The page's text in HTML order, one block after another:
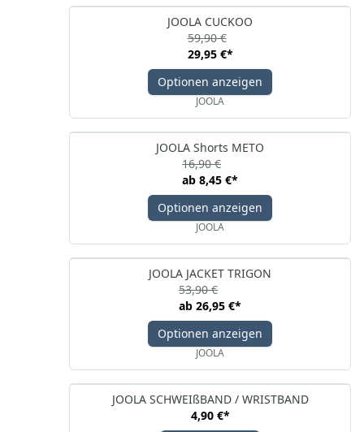
JOOLA CUCKOO
29,95 €*
59,90 €
Optionen anzeigen
JOOLA
JOOLA Shorts METO
ab 8,45 €*
16,90 €
Optionen anzeigen
JOOLA
JOOLA JACKET TRIGON
ab 26,95 €*
53,90 €
Optionen anzeigen
JOOLA
JOOLA SCHWEIßBAND / WRISTBAND
4,90 €*